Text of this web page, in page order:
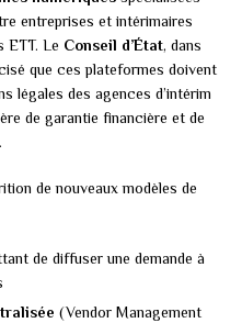
entreprises et intérimaires
ETT. Le Conseil d’État, dans
que ces plateformes doivent
légales des agences d’intérim
de garantie financière et de
de nouveaux modèles de
de diffuser une demande à
(Vendor Management